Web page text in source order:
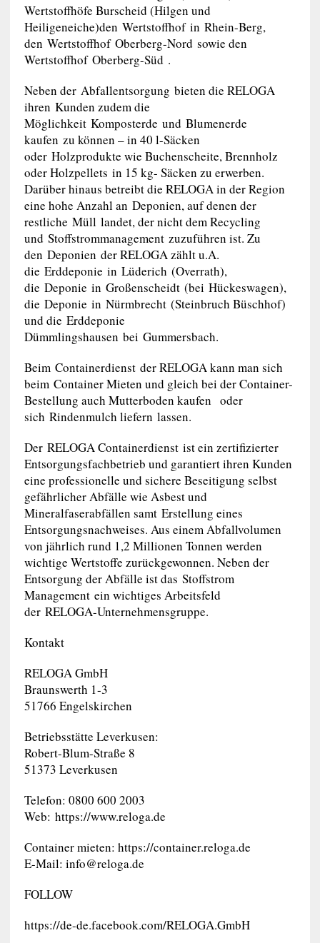
Wertstoffhöfe Burscheid (Hilgen und
Heiligeneiche)den Wertstoffhof in Rhein-Berg,
den Wertstoffhof Oberberg-Nord sowie den
Wertstoffhof Oberberg-Süd .
Neben der Abfallentsorgung bieten die RELOGA
ihren Kunden zudem die
Möglichkeit Komposterde und Blumenerde
kaufen zu können – in 40 l-Säcken
oder Holzprodukte wie Buchenscheite, Brennholz
oder Holzpellets in 15 kg- Säcken zu erwerben.
Darüber hinaus betreibt die RELOGA in der Region
eine hohe Anzahl an Deponien, auf denen der
restliche Müll landet, der nicht dem Recycling
und Stoffstrommanagement zuzuführen ist. Zu
den Deponien der RELOGA zählt u.A.
die Erddeponie in Lüderich (Overrath),
die Deponie in Großenscheidt (bei Hückeswagen),
die Deponie in Nürmbrecht (Steinbruch Büschhof)
und die Erddeponie
Dümmlingshausen bei Gummersbach.
Beim Containerdienst der RELOGA kann man sich
beim Container Mieten und gleich bei der Container-
Bestellung auch Mutterboden kaufen oder
sich Rindenmulch liefern lassen.
Der RELOGA Containerdienst ist ein zertifizierter
Entsorgungsfachbetrieb und garantiert ihren Kunden
eine professionelle und sichere Beseitigung selbst
gefährlicher Abfälle wie Asbest und
Mineralfaserabfällen samt Erstellung eines
Entsorgungsnachweises. Aus einem Abfallvolumen
von jährlich rund 1,2 Millionen Tonnen werden
wichtige Wertstoffe zurückgewonnen. Neben der
Entsorgung der Abfälle ist das Stoffstrom
Management ein wichtiges Arbeitsfeld
der RELOGA-Unternehmensgruppe.
Kontakt
RELOGA GmbH
Braunswerth 1-3
51766 Engelskirchen
Betriebsstätte Leverkusen:
Robert-Blum-Straße 8
51373 Leverkusen
Telefon: 0800 600 2003
Web: https://www.reloga.de
Container mieten: https://container.reloga.de
E-Mail: info@reloga.de
FOLLOW
https://de-de.facebook.com/RELOGA.GmbH